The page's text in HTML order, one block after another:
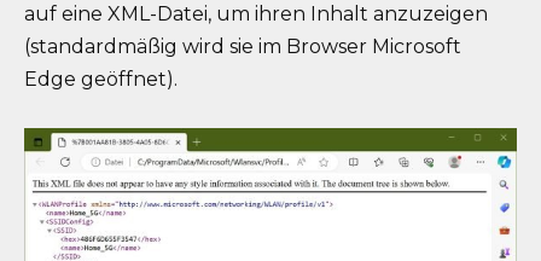
auf eine XML-Datei, um ihren Inhalt anzuzeigen
(standardmäßig wird sie im Browser Microsoft
Edge geöffnet).